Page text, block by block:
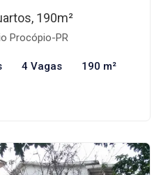
190m²
Procópio-PR
4 Vagas 190 m²